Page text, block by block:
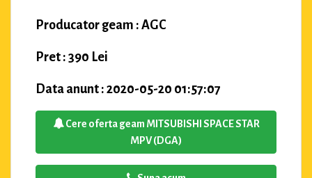
Producator geam : AGC
Pret : 390 Lei
Data anunt : 2020-05-20 01:57:07
Cere oferta geam MITSUBISHI SPACE STAR
MPV (DGA)